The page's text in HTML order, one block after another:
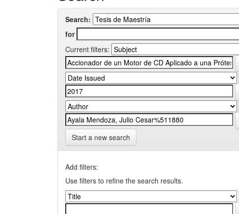
Search:
for
Current filters:
Start a new search
Add filters:
Use filters to refine the search results.